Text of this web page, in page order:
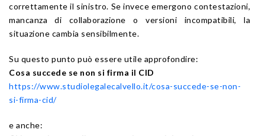
correttamente il sinistro. Se invece emergono contestazioni,
mancanza di collaborazione o versioni incompatibili, la
situazione cambia sensibilmente.
Su questo punto può essere utile approfondire:
Cosa succede se non si firma il CID
https://www.studiolegalecalvello.it/cosa-succede-se-non-
si-firma-cid/
e anche: